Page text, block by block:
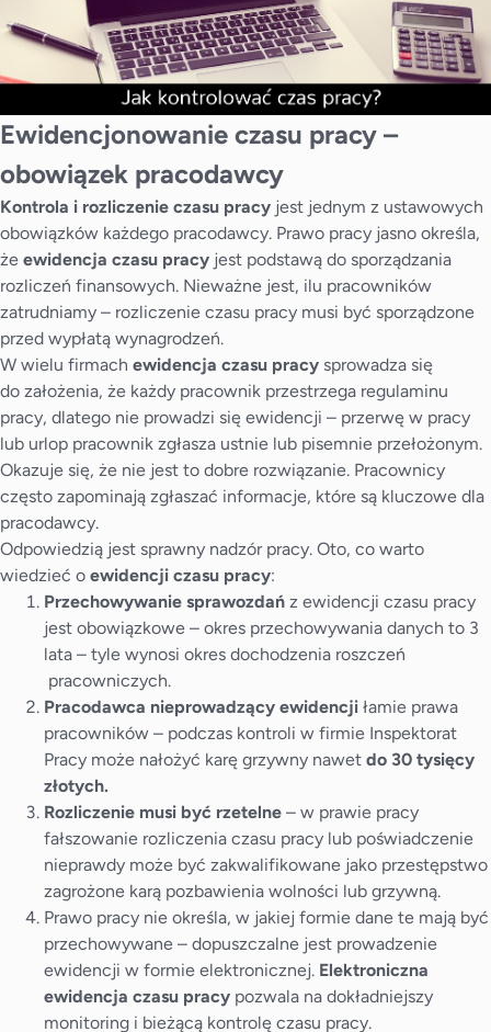
Ewidencjonowanie czasu pracy –
obowiązek pracodawcy
Kontrola i rozliczenie czasu pracy jest jednym z ustawowych
obowiązków każdego pracodawcy. Prawo pracy jasno określa,
że ewidencja czasu pracy jest podstawą do sporządzania
rozliczeń finansowych. Nieważne jest, ilu pracowników
zatrudniamy – rozliczenie czasu pracy musi być sporządzone
przed wypłatą wynagrodzeń.
W wielu firmach ewidencja czasu pracy sprowadza się
do założenia, że każdy pracownik przestrzega regulaminu
pracy, dlatego nie prowadzi się ewidencji – przerwę w pracy
lub urlop pracownik zgłasza ustnie lub pisemnie przełożonym.
Okazuje się, że nie jest to dobre rozwiązanie. Pracownicy
często zapominają zgłaszać informacje, które są kluczowe dla
pracodawcy.
Odpowiedzią jest sprawny nadzór pracy. Oto, co warto
wiedzieć o ewidencji czasu pracy:
Przechowywanie sprawozdań z ewidencji czasu pracy
jest obowiązkowe – okres przechowywania danych to 3
lata – tyle wynosi okres dochodzenia roszczeń
pracowniczych.
Pracodawca nieprowadzący ewidencji łamie prawa
pracowników – podczas kontroli w firmie Inspektorat
Pracy może nałożyć karę grzywny nawet do 30 tysięcy
złotych.
Rozliczenie musi być rzetelne – w prawie pracy
fałszowanie rozliczenia czasu pracy lub poświadczenie
nieprawdy może być zakwalifikowane jako przestępstwo
zagrożone karą pozbawienia wolności lub grzywną.
Prawo pracy nie określa, w jakiej formie dane te mają być
przechowywane – dopuszczalne jest prowadzenie
ewidencji w formie elektronicznej. Elektroniczna
ewidencja czasu pracy pozwala na dokładniejszy
monitoring i bieżącą kontrolę czasu pracy.